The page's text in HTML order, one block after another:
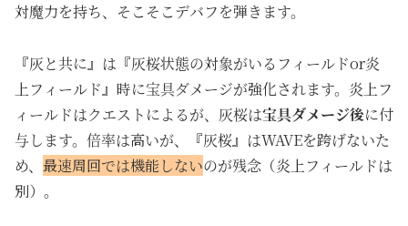
対魔力を持ち、そこそこデバフを弾きます。
『灰と共に』は『灰桜状態の対象がいるフィールドor炎
上フィールド』時に宝具ダメージが強化されます。炎上フ
ィールドはクエストによるが、灰桜は宝具ダメージ後に付
与します。倍率は高いが、『灰桜』はWAVEを跨げないた
め、 最速周回では機能しないのが残念（炎上フィールドは
別）。